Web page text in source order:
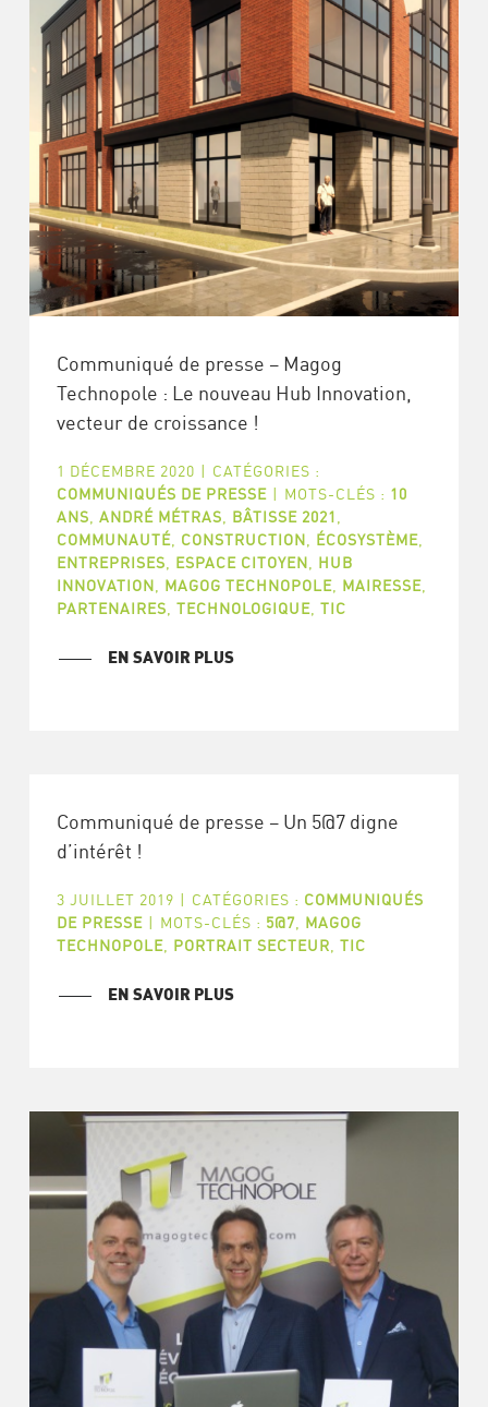
Communiqué de presse – Magog
Technopole : Le nouveau Hub Innovation,
vecteur de croissance !
1 DÉCEMBRE 2020 | CATÉGORIES :
COMMUNIQUÉS DE PRESSE | MOTS-CLÉS : 10
ANS ANDRÉ MÉTRAS BÂTISSE 2021
COMMUNAUTÉ, CONSTRUCTION ÉCOSYSTÈME,
ENTREPRISES
ESPACE CITOYEN
HUB
INNOVATION
MAGOG TECHNOPOLE, MAIRESSE,
PARTENAIRES TECHNOLOGIQUE, TIC
EN SAVOIR PLUS
Communiqué de presse – Un 5@7 digne
d’intérêt !
3 JUILLET 2019 | CATÉGORIES : COMMUNIQUÉS
DE PRESSE | MOTS-CLÉS : 5@7, MAGOG
TECHNOPOLE, PORTRAIT SECTEUR TIC
EN SAVOIR PLUS